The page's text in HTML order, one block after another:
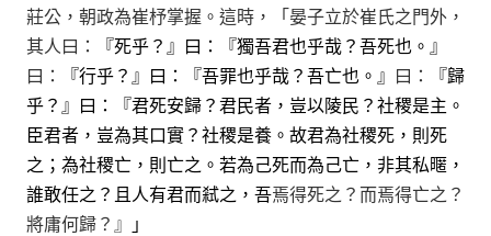
莊公，朝政為崔杼掌握。這時，「晏子立於崔氏之門外，
其人曰：
『死乎？』曰：『獨吾君也乎哉？吾死也。』
曰：
『行乎？』曰：『吾罪也乎哉？吾亡也。』 曰：
『歸
乎？』曰：『君死安歸？君民者，豈以陵民？社稷是主。
臣君者，豈為其口實？社稷是養。故君為社稷死，則死
之；為社稷亡，則亡之。若為己死而為己亡，非其私暱，
誰敢任之？且人有君而弒之，吾焉得死之？而焉得亡之？
將庸何歸？』 」